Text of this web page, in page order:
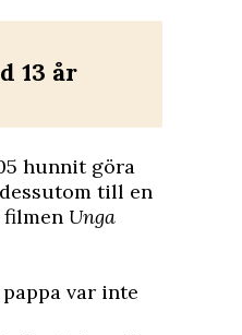
13 år
hunnit göra
till en
Unga
var inte